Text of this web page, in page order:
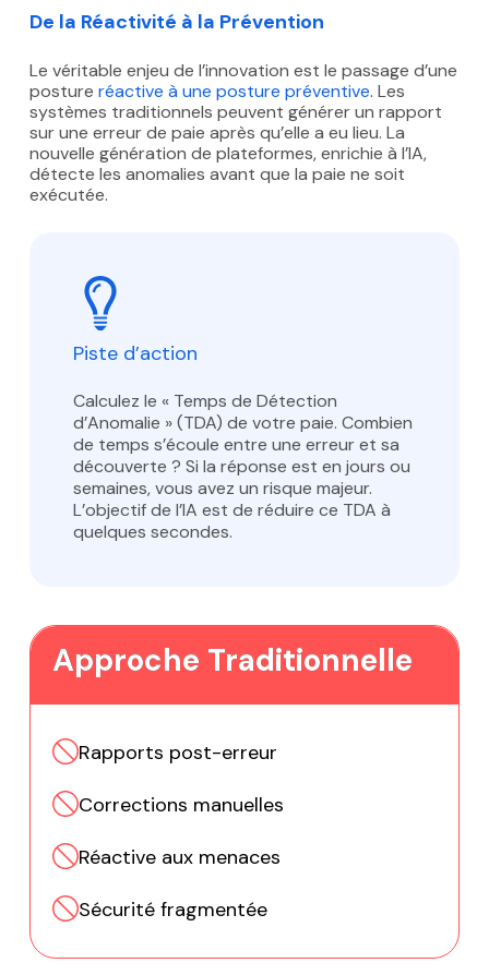
De la Réactivité à la Prévention
Le véritable enjeu de l’innovation est le passage d’une
posture réactive à une posture préventive. Les
systèmes traditionnels peuvent générer un rapport
sur une erreur de paie après qu’elle a eu lieu. La
nouvelle génération de plateformes, enrichie à l’IA,
détecte les anomalies avant que la paie ne soit
exécutée.
Piste d’action
Calculez le « Temps de Détection
d’Anomalie » (TDA) de votre paie. Combien
de temps s’écoule entre une erreur et sa
découverte ? Si la réponse est en jours ou
semaines, vous avez un risque majeur.
L’objectif de l’IA est de réduire ce TDA à
quelques secondes.
Approche Traditionnelle
Rapports post-erreur
Corrections manuelles
Réactive aux menaces
Sécurité fragmentée